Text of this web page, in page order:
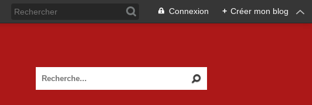
Connexion + Créer mon blog